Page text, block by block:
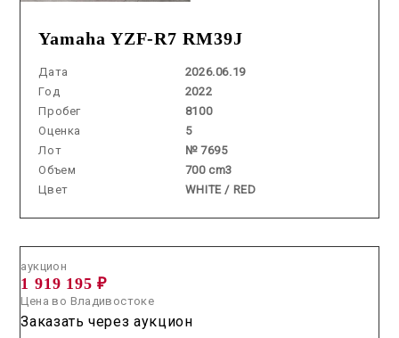
Yamaha YZF-R7 RM39J
Дата
2026.06.19
Год
2022
Пробег
8100
Оценка
5
Лот
№ 7695
Объем
700 cm3
Цвет
WHITE / RED
аукцион
1 919 195 ₽
Цена во Владивостоке
Заказать через аукцион